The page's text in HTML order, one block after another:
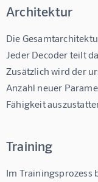
Architektur
Die
Jeder Decoder teilt
Zusätzlich wird der
Anzahl neuer
Fähigkeit
Training
Im Trainingsprozess